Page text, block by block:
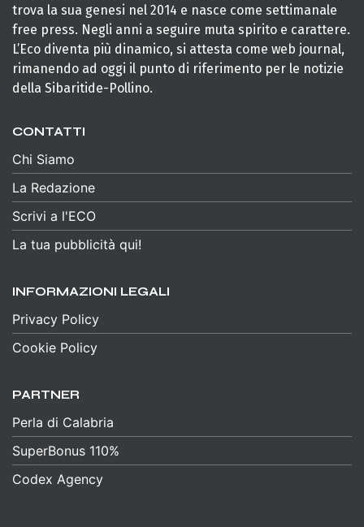
trova la sua genesi nel 2014 e nasce come settimanale
free press. Negli anni a seguire muta spirito e carattere.
L’Eco diventa più dinamico, si attesta come web journal,
rimanendo ad oggi il punto di riferimento per le notizie
della Sibaritide-Pollino.
CONTATTI
Chi Siamo
La Redazione
Scrivi a l'ECO
La tua pubblicità qui!
INFORMAZIONI LEGALI
Privacy Policy
Cookie Policy
PARTNER
Perla di Calabria
SuperBonus 110%
Codex Agency